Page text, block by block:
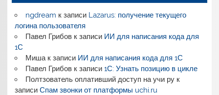
ngdream к записи Lazarus: получение текущего
логина пользователя
Павел Грибовк записи ИИ для написания кода для
1С
Мишак записи ИИ для написания кода для 1С
Павел Грибовк записи 1С: Узнать позицию в цикле
Полтзователь оплативший доступ на учи рук
записиСпам звонки от платформы uchi.ru